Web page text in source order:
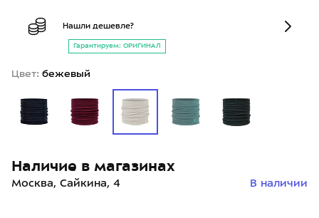
Нашли дешевле?
Гарантируем: ОРИГИНАЛ
Цвет: бежевый
Наличие в магазинах
Москва, Сайкина, 4 В наличии